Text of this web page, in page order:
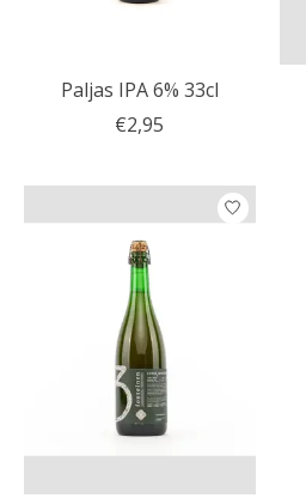
Paljas IPA 6% 33cl
€2,95